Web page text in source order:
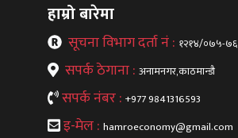
हाम्रो बारेमा
सूचना विभाग दर्ता नं : १२१४/०७५-७६
सपर्क ठेगाना : अनामनगर,काठमान्डौ
सपर्क नंबर : +977 9841316593
इ-मेल : hamroeconomy@gmail.com